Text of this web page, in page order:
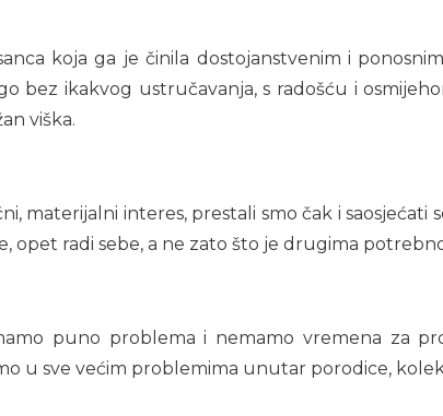
koja ga je činila dostojanstvenim i
bez ikakvog ustručavanja, s radošću i
viška.
materijalni interes, prestali smo čak i
opet radi sebe, a ne zato što je drugima
puno problema i nemamo vremena za
u sve većim problemima unutar porodice,